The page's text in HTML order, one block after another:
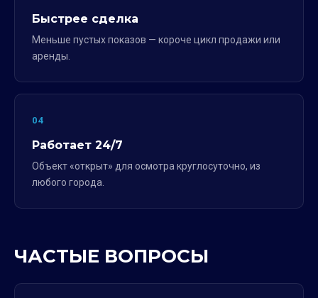
Быстрее сделка
Меньше пустых показов — короче цикл продажи или
аренды.
04
Работает 24/7
Объект «открыт» для осмотра круглосуточно, из
любого города.
ЧАСТЫЕ ВОПРОСЫ